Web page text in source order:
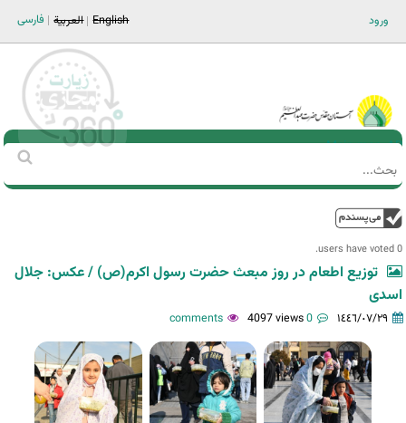
ورود فارسی العربية English
Main men-AR
استمارة
‏
0 users have voted.
توزیع اطعام در روز مبعث حضرت رسول اکرم(ص) / عکس: جلال
اسدی
١٤٤٦/٠٧/٢٩ 0 comments
4097 views